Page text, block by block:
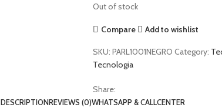
Out of stock
Compare Add to wishlist
SKU: PARL1001NEGRO Category:
Tecnologia
Share:
DESCRIPTIONREVIEWS (0)WHATSAPP & CALLCENTER